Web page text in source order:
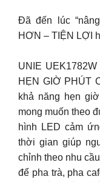
Đã đến lúc
HƠN – TIỆN LỢI
UNIE
HẸN GIỜ PHÚT
khả năng hẹn
mong muốn theo
hình LED cảm
thời gian giúp
chỉnh theo nhu
để pha trà, pha